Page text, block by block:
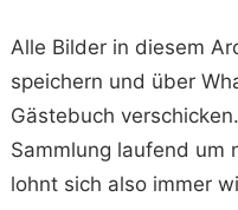
Alle Bilder in diesem
speichern und über
Gästebuch
Sammlung laufend um
lohnt sich also immer